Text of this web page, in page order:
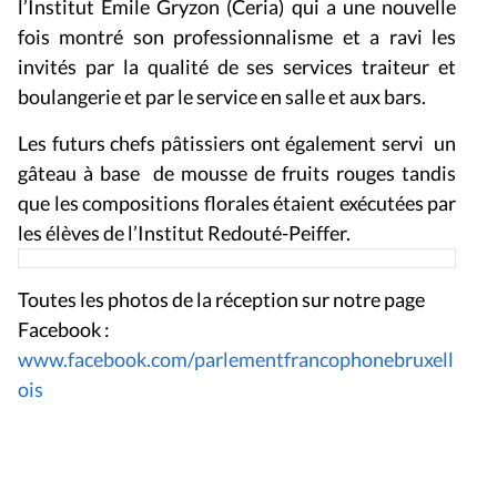
l’Institut Emile Gryzon (Ceria) qui a une nouvelle
fois montré son professionnalisme et a ravi les
invités par la qualité de ses services traiteur et
boulangerie et par le service en salle et aux bars.
Les futurs chefs pâtissiers ont également servi un
gâteau à base de mousse de fruits rouges tandis
que les compositions florales étaient exécutées par
les élèves de l’Institut Redouté-Peiffer.
Toutes les photos de la réception sur notre page
Facebook :
www.facebook.com/parlementfrancophonebruxell
ois